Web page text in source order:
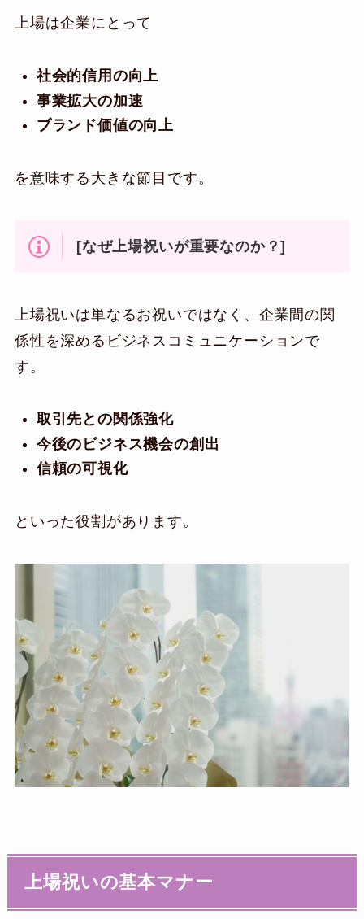
上場は企業にとって
社会的信用の向上
事業拡大の加速
ブランド価値の向上
を意味する大きな節目です。
[なぜ上場祝いが重要なのか？]
上場祝いは単なるお祝いではなく、企業間の関
係性を深めるビジネスコミュニケーションで
す。
取引先との関係強化
今後のビジネス機会の創出
信頼の可視化
といった役割があります。
上場祝いの基本マナー